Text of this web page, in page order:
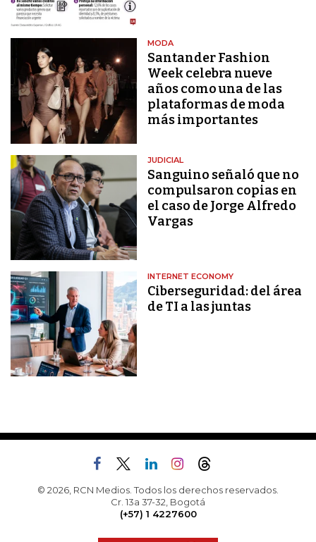
MODA
Santander Fashion
Week celebra nueve
años como una de las
plataformas de moda
más importantes
JUDICIAL
Sanguino señaló que no
compulsaron copias en
el caso de Jorge Alfredo
Vargas
INTERNET ECONOMY
Ciberseguridad: del área
de TI a las juntas
© 2026, RCN Medios. Todos los derechos reservados.
Cr. 13a 37-32, Bogotá
(+57) 1 4227600